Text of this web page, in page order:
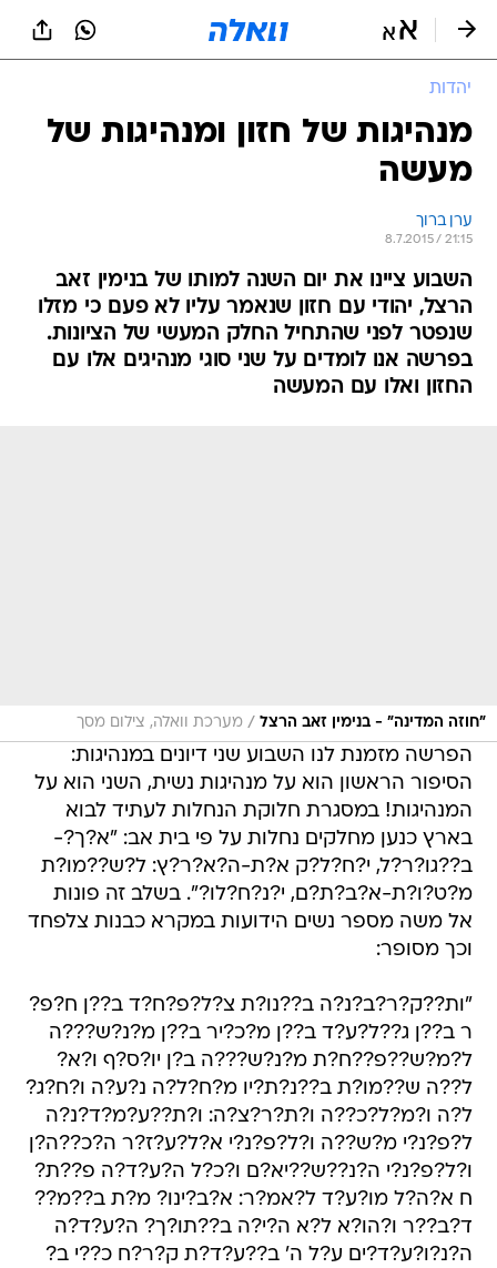
יהדות
מנהיגות של חזון ומנהיגות של
מעשה
ערן ברוך
8.7.2015 / 21:15
השבוע ציינו את יום השנה למותו של בנימין זאב
הרצל, יהודי עם חזון שנאמר עליו לא פעם כי מזלו
שנפטר לפני שהתחיל החלק המעשי של הציונות.
בפרשה אנו לומדים על שני סוגי מנהיגים אלו עם
החזון ואלו עם המעשה
"חוזה המדינה" - בנימין זאב הרצל / מערכת וואלה, צילום מסך
הפרשה מזמנת לנו השבוע שני דיונים במנהיגות:
הסיפור הראשון הוא על מנהיגות נשית, השני הוא על
המנהיגות! במסגרת חלוקת הנחלות לעתיד לבוא
בארץ כנען מחלקים נחלות על פי בית אב: "א?ך?-
ב??גו?ר?ל, י?ח?ל?ק א?ת-ה?א?ר?ץ: ל?ש??מו?ת
מ?ט?ו?ת-א?ב?ת?ם, י?נ?ח?לו?". בשלב זה פונות
אל משה מספר נשים הידועות במקרא כבנות צלפחד
וכך מסופר:
"ות??ק?ר?ב?נ?ה ב??נו?ת צ?ל?פ?ח?ד ב??ן ח?פ?
ר ב??ן ג??ל?ע?ד ב??ן מ?כ?יר ב??ן מ?נ?ש???ה
ל?מ?ש??פ??ח?ת מ?נ?ש???ה ב?ן יו?ס?ף ו?א?
ל??ה ש??מו?ת ב??נ?ת?יו מ?ח?ל?ה נ?ע?ה ו?ח?ג?
ל?ה ו?מ?ל?כ??ה ו?ת?ר?צ?ה: ו?ת??ע?מ?ד?נ?ה
ל?פ?נ?י מ?ש??ה ו?ל?פ?נ?י א?ל?ע?ז?ר ה?כ??ה?ן
ו?ל?פ?נ?י ה?נ??ש??יא?ם ו?כ?ל ה?ע?ד?ה פ??ת?
ח א?ה?ל מו?ע?ד ל?אמ?ר: א?ב?ינו? מ?ת ב??מ??
ד?ב??ר ו?הו?א ל?א ה?י?ה ב??תו?ך? ה?ע?ד?ה
ה?נ?ו?ע?ד?ים ע?ל ה' ב??ע?ד?ת ק?ר?ח כ??י ב?